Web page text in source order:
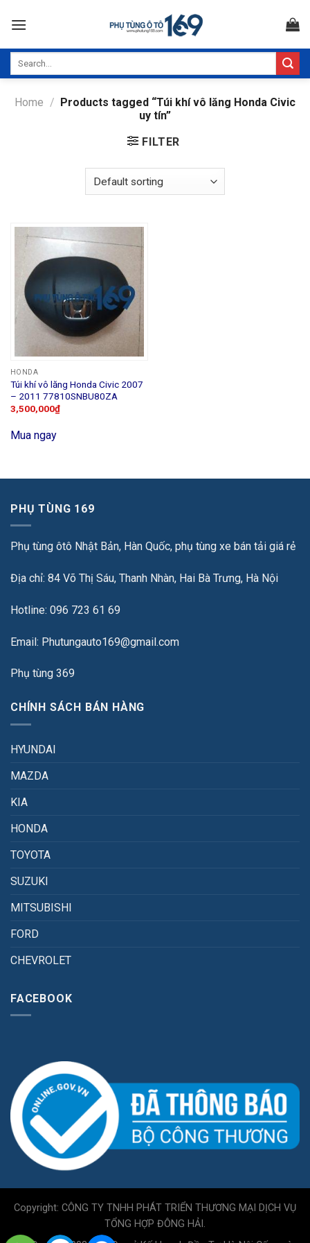
Home / Products tagged “Túi khí vô lăng Honda Civic
uy tín”
FILTER
HONDA
Túi khí vô lăng Honda Civic 2007
– 2011 77810SNBU80ZA
3,500,000₫
Mua ngay
PHỤ TÙNG 169
Phụ tùng ôtô Nhật Bản, Hàn Quốc, phụ tùng xe bán tải giá rẻ
Địa chỉ: 84 Võ Thị Sáu, Thanh Nhàn, Hai Bà Trưng, Hà Nội
Hotline: 096 723 61 69
Email: Phutungauto169@gmail.com
Phụ tùng 369
CHÍNH SÁCH BÁN HÀNG
HYUNDAI
MAZDA
KIA
HONDA
TOYOTA
SUZUKI
MITSUBISHI
FORD
CHEVROLET
FACEBOOK
Copyright: CÔNG TY TNHH PHÁT TRIỂN THƯƠNG MẠI DỊCH VỤ
TỔNG HỢP ĐÔNG HẢI.